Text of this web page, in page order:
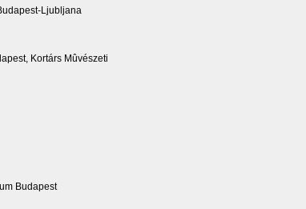
Ljubljana
Kortárs Mûvészeti
Budapest